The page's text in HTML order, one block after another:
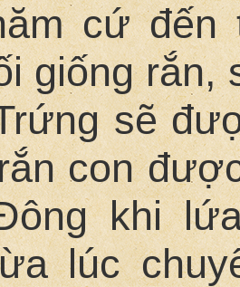
cứ
giống rắn,
sẽ
con
khi
lúc